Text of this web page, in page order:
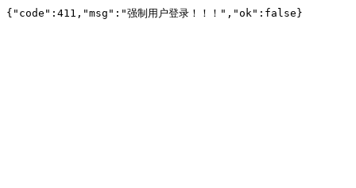
{"code":411,"msg":"强制用户登录！！！","ok":false}